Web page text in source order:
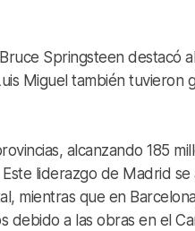
Springsteen destacó
Miguel también tuvieron
alcanzando 185
Este liderazgo de Madrid
mientras que en
a las obras en el